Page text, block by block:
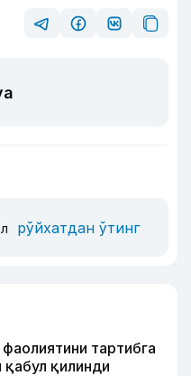
рўйхатдан ўтинг
тартибга
қилинди